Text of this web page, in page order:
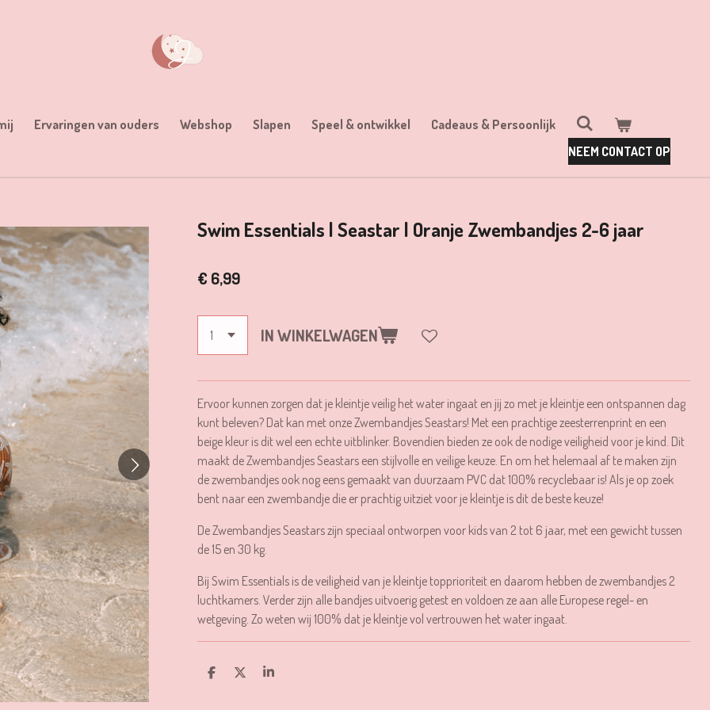
Ervaringen van ouders Webshop Slapen Speel & ontwikkel
Cadeaus & Persoonlijk
NEEM CONTACT OP
Swim Essentials | Seastar | Oranje Zwembandjes 2-6 jaar
€ 6,99
IN WINKELWAGEN
Ervoor kunnen zorgen dat je kleintje veilig het water ingaat en jij zo met je kleintje een ontspannen dag
kunt beleven? Dat kan met onze Zwembandjes Seastars! Met een prachtige zeesterrenprint en een
beige kleur is dit wel een echte uitblinker. Bovendien bieden ze ook de nodige veiligheid voor je kind. Dit
maakt de Zwembandjes Seastars een stijlvolle en veilige keuze. En om het helemaal af te maken zijn
de zwembandjes ook nog eens gemaakt van duurzaam PVC dat 100% recyclebaar is! Als je op zoek
bent naar een zwembandje die er prachtig uitziet voor je kleintje is dit de beste keuze!
De Zwembandjes Seastars zijn speciaal ontworpen voor kids van 2 tot 6 jaar, met een gewicht tussen
de 15 en 30 kg.
Bij Swim Essentials is de veiligheid van je kleintje topprioriteit en daarom hebben de zwembandjes 2
luchtkamers. Verder zijn alle bandjes uitvoerig getest en voldoen ze aan alle Europese regel- en
wetgeving. Zo weten wij 100% dat je kleintje vol vertrouwen het water ingaat.
D
D
S